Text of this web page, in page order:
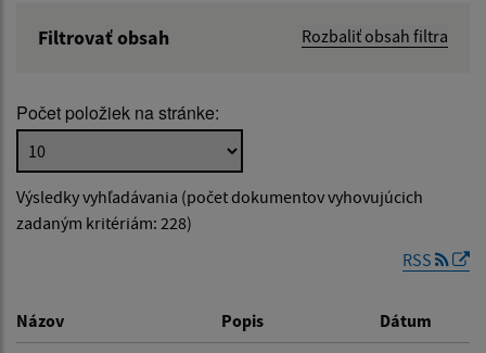
Filtrovať obsah Rozbaliť obsah filtra
Popis:
Dátum zverejnenia od:
Počet položiek na stránke:
Výsledky vyhľadávania (počet dokumentov vyhovujúcich
zadaným kritériám: 228)
RSS
Názov Popis Dátum